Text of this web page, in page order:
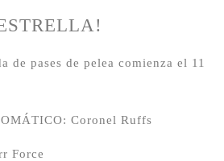
de pases de pelea comienza el 11
Coronel Ruffs
Force